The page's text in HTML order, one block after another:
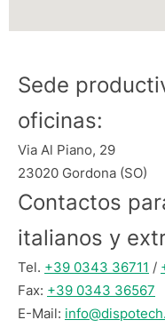
Sede
oficinas:
Via Al Piano, 29
23020 Gordona (SO)
Contactos
italianos y
Tel. +39 0343 36711 /
Fax: +39 0343 36567
E-Mail: